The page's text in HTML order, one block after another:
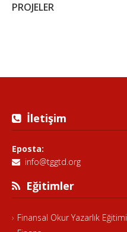
PROJELER
İletişim
Eposta:
info@tggtd.org
Eğitimler
Finansal Okur Yazarlık Eğitimi